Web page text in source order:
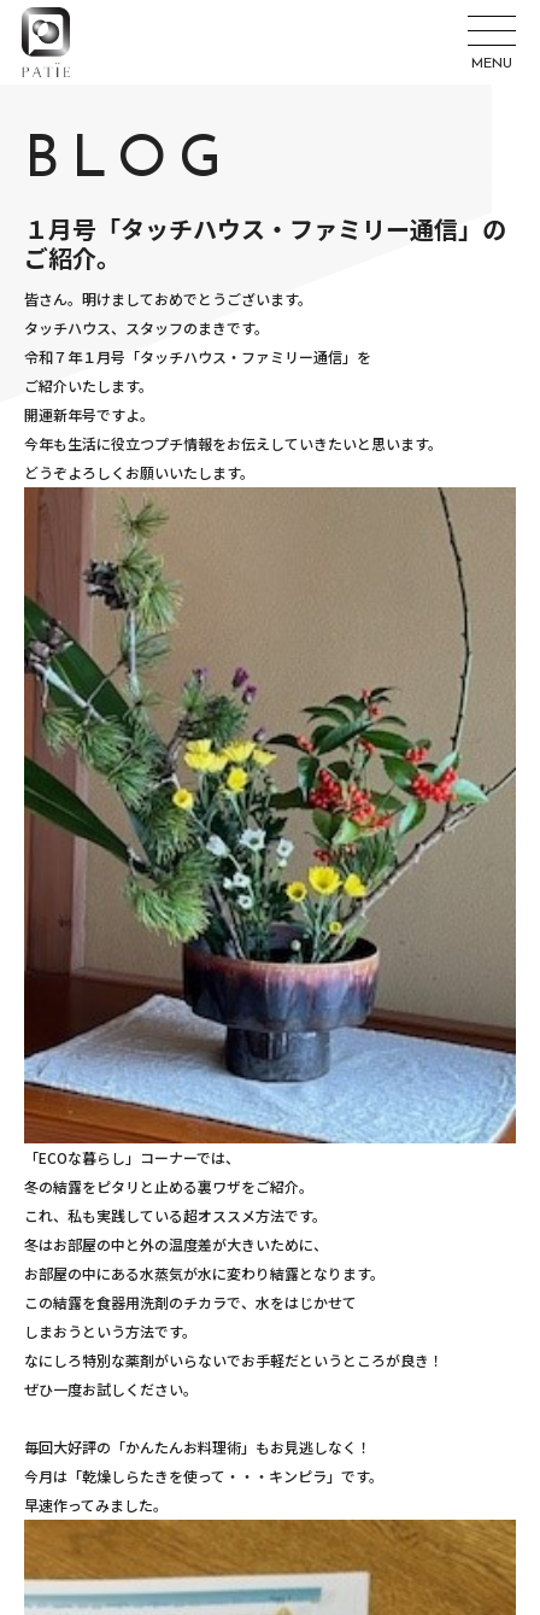
MENU
BLOG
１月号「タッチハウス・ファミリー通信」の
ご紹介。
皆さん。明けましておめでとうございます。
タッチハウス、スタッフのまきです。
令和７年１月号「タッチハウス・ファミリー通信」を
ご紹介いたします。
開運新年号ですよ。
今年も生活に役立つプチ情報をお伝えしていきたいと思います。
どうぞよろしくお願いいたします。
「ECOな暮らし」コーナーでは、
冬の結露をピタリと止める裏ワザをご紹介。
これ、私も実践している超オススメ方法です。
冬はお部屋の中と外の温度差が大きいために、
お部屋の中にある水蒸気が水に変わり結露となります。
この結露を食器用洗剤のチカラで、水をはじかせて
しまおうという方法です。
なにしろ特別な薬剤がいらないでお手軽だというところが良き！
ぜひ一度お試しください。
毎回大好評の「かんたんお料理術」もお見逃しなく！
今月は「乾燥しらたきを使って・・・キンピラ」です。
早速作ってみました。